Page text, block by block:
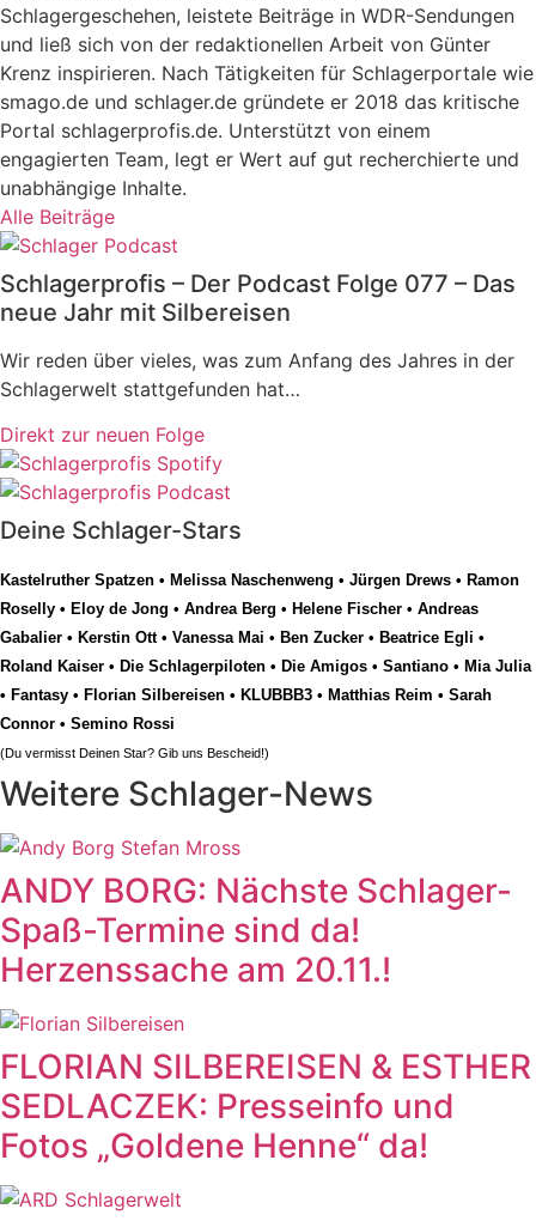
Schlagergeschehen, leistete Beiträge in WDR-Sendungen
und ließ sich von der redaktionellen Arbeit von Günter
Krenz inspirieren. Nach Tätigkeiten für Schlagerportale wie
smago.de und schlager.de gründete er 2018 das kritische
Portal schlagerprofis.de. Unterstützt von einem
engagierten Team, legt er Wert auf gut recherchierte und
unabhängige Inhalte.
Alle Beiträge
Schlagerprofis – Der Podcast Folge 077 – Das
neue Jahr mit Silbereisen
Wir reden über vieles, was zum Anfang des Jahres in der
Schlagerwelt stattgefunden hat…
Direkt zur neuen Folge
Deine Schlager-Stars
Kastelruther Spatzen • Melissa Naschenweng • Jürgen Drews • Ramon
Roselly • Eloy de Jong • Andrea Berg • Helene Fischer • Andreas
Gabalier • Kerstin Ott• Vanessa Mai • Ben Zucker • Beatrice Egli •
Roland Kaiser • Die Schlagerpiloten • Die Amigos • Santiano • Mia Julia
• Fantasy • Florian Silbereisen • KLUBBB3 • Matthias Reim • Sarah
Connor • Semino Rossi
(Du vermisst Deinen Star? Gib uns Bescheid!)
Weitere Schlager-News
ANDY BORG: Nächste Schlager-
Spaß-Termine sind da!
Herzenssache am 20.11.!
FLORIAN SILBEREISEN & ESTHER
SEDLACZEK: Presseinfo und
Fotos „Goldene Henne“ da!